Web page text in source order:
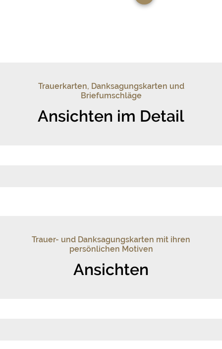
Trauerkarten, Danksagungskarten und
Briefumschläge
Ansichten im Detail
Trauer- und Danksagungskarten mit ihren
persönlichen Motiven
Ansichten